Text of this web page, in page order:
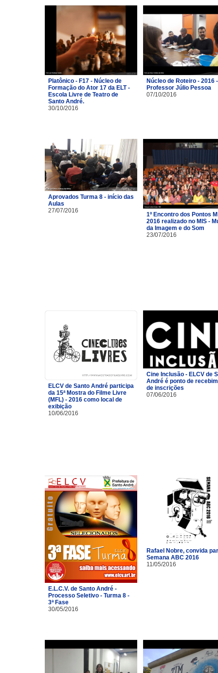
Platônico - F17 - Núcleo de
Formação do Ator 17 da ELT -
Escola Livre de Teatro de
Santo André.
30/10/2016
Núcleo de Roteiro - 2016 -
Professor Júlio Pessoa
07/10/2016
Aprovados Turma 8 - início das
Aulas
27/07/2016
1º Encontro dos Pontos
2016 realizado no MIS -
da Imagem e do Som
23/07/2016
ELCV de Santo André participa
da 15ª Mostra do Filme Livre
(MFL) - 2016 como local de
exibição
10/06/2016
Cine Inclusão - ELCV de
André é ponto de
de inscrições
07/06/2016
E.L.C.V. de Santo André -
Processo Seletivo - Turma 8 -
3ª Fase
30/05/2016
Rafael Nobre, convida
Semana ABC 2016
11/05/2016